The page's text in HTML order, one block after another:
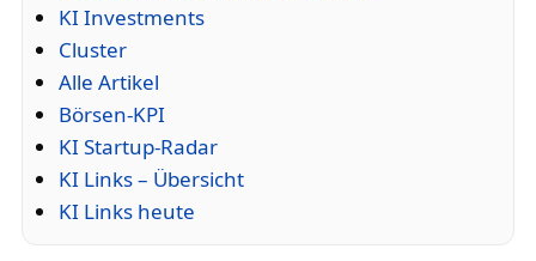
KI Investments
Cluster
Alle Artikel
Börsen-KPI
KI Startup-Radar
KI Links – Übersicht
KI Links heute